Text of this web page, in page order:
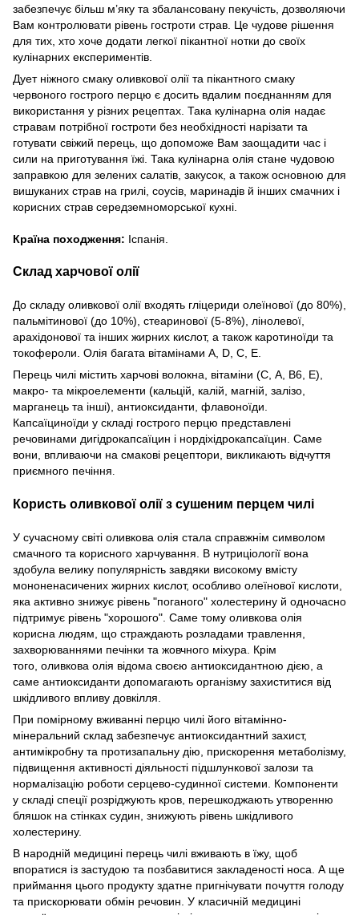
забезпечує більш м’яку та збалансовану пекучість, дозволяючи
Вам контролювати рівень гостроти страв. Це чудове рішення
для тих, хто хоче додати легкої пікантної нотки до своїх
кулінарних експериментів.
Дует ніжного смаку оливкової олії та пікантного смаку
червоного гострого перцю є досить вдалим поєднанням для
використання у різних рецептах. Така кулінарна олія надає
стравам потрібної гостроти без необхідності нарізати та
готувати свіжий перець, що допоможе Вам заощадити час і
сили на приготування їжі. Така кулінарна олія стане чудовою
заправкою для зелених салатів, закусок, а також основною для
вишуканих страв на грилі, соусів, маринадів й інших смачних і
корисних страв середземноморської кухні.
Країна походження: Іспанія.
Склад харчової олії
До складу оливкової олії входять гліцериди олеїнової (до 80%),
пальмітинової (до 10%), стеаринової (5-8%), лінолевої,
арахідонової та інших жирних кислот, а також каротиноїди та
токофероли. Олія багата вітамінами A, D, C, E.
Перець чилі містить харчові волокна, вітаміни (С, А, В6, Е),
макро- та мікроелементи (кальцій, калій, магній, залізо,
марганець та інші), антиоксиданти, флавоноїди.
Капсаїциноїди у складі гострого перцю представлені
речовинами дигідрокапсаїцин і нордіхідрокапсаїцин. Саме
вони, впливаючи на смакові рецептори, викликають відчуття
приємного печіння
Користь оливкової олії з сушеним перцем чилі
У сучасному світі оливкова олія стала справжнім символом
смачного та корисного харчування. В нутриціології вона
здобула велику популярність завдяки високому вмісту
мононенасичених жирних кислот, особливо олеїнової кислоти,
яка активно знижує рівень "поганого" холестерину й одночасно
підтримує рівень "хорошого". Саме тому оливкова олія
корисна людям, що страждають розладами травлення,
захворюваннями печінки та жовчного міхура. Крім
того, оливкова олія відома своєю антиоксидантною дією, а
саме антиоксиданти допомагають організму захиститися від
шкідливого впливу довкілля.
При помірному вживанні перцю чилі його вітамінно-
мінеральний склад забезпечує антиоксидантний захист,
антимікробну та протизапальну дію, прискорення метаболізму,
підвищення активності діяльності підшлункової залози та
нормалізацію роботи серцево-судинної системи. Компоненти
у складі спеції розріджують кров, перешкоджають утворенню
бляшок на стінках судин, знижують рівень шкідливого
холестерину.
В народній медицині перець чилі вживають в їжу, щоб
впоратися із застудою та позбавитися закладеності носа. А ще
приймання цього продукту здатне пригнічувати почуття голоду
та прискорювати обмін речовин. У класичній медицині